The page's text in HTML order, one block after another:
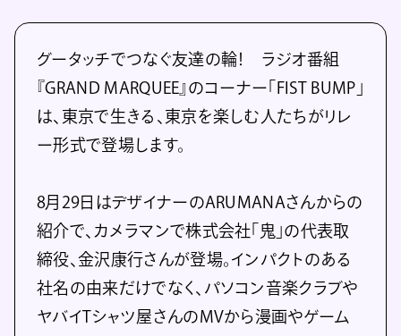
グータッチでつなぐ友達の輪！ ラジオ番組
『GRAND MARQUEE』のコーナー「FIST BUMP」
は、東京で生きる、東京を楽しむ人たちがリレ
ー形式で登場します。
8月29日はデザイナーのARUMANAさんからの
紹介で、カメラマンで株式会社「鬼」の代表取
締役、金沢康行さんが登場。インパクトのある
社名の由来だけでなく、パソコン音楽クラブや
ヤバイTシャツ屋さんのMVから漫画やゲーム